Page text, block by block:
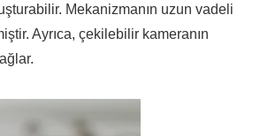
Mekanizmanın uzun vadeli
Ayrıca, çekilebilir kameranın